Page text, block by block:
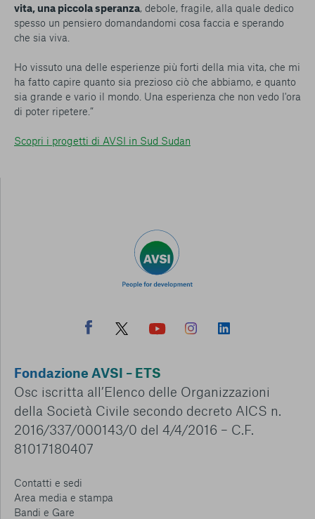
vita, una piccola speranza, debole, fragile, alla quale dedico
spesso un pensiero domandandomi cosa faccia e sperando
che sia viva.
Ho vissuto una delle esperienze più forti della mia vita, che mi
ha fatto capire quanto sia prezioso ciò che abbiamo, e quanto
sia grande e vario il mondo. Una esperienza che non vedo l'ora
di poter ripetere.”
Scopri i progetti di AVSI in Sud Sudan
Fondazione AVSI – ETS
Osc iscritta all’Elenco delle Organizzazioni
della Società Civile secondo decreto AICS n.
2016/337/000143/0 del 4/4/2016 – C.F.
81017180407
Contatti e sedi
Area media e stampa
Bandi e Gare